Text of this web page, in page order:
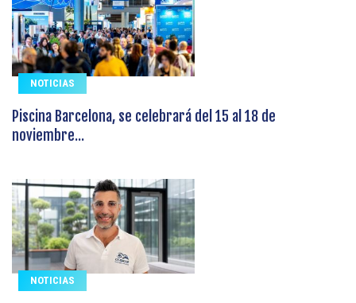
NOTICIAS
Piscina Barcelona, se celebrará del 15 al 18 de
noviembre...
NOTICIAS